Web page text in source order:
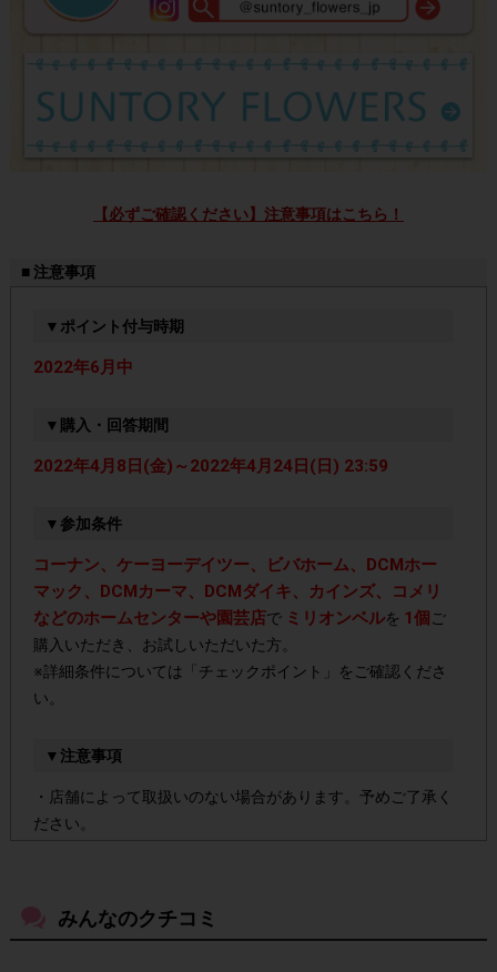
【必ずご確認ください】注意事項はこちら！
■ 注意事項
▼ポイント付与時期
2022年6月中
▼購入・回答期間
2022年4月8日(金)～2022年4月24日(日) 23:59
▼参加条件
コーナン、ケーヨーデイツー、ビバホーム、DCMホー
マック、DCMカーマ、DCMダイキ、カインズ、コメリ
などのホームセンターや園芸店で ミリオンベルを 1個 ご
購入いただき、お試しいただいた方。
※詳細条件については「チェックポイント」をご確認くださ
い。
▼注意事項
・店舗によって取扱いのない場合があります。予めご了承く
ださい。
上限に達しても、掲載期間内のアンケート回答が可能です。
みんなのクチコミ